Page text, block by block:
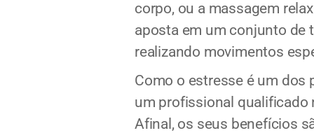
corpo, ou a massagem
aposta em um conjunto de
realizando movimentos
Como o estresse é um dos
um profissional qualificado
Afinal, os seus benefícios